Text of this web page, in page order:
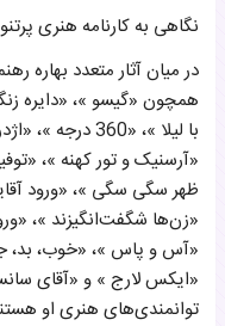
نگاهی به کارنامه هنری
در میان آثار متعدد بهاره
همچون «گیسو »، «دایره
با لیلا »، «360
«آرسنیک و تور کهنه »،
ظهر سگی سگی »، «ورود
«زن‌ها شگفت‌انگیزند »،
«آس و پاس »، «خوب، بد،
«ایکس لارج » و «آقای
توانمندی‌های هنری او